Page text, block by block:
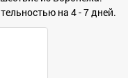
на 4 - 7 дней.